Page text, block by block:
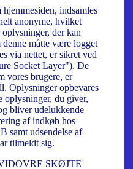
indsamles
anonyme, hvilket
der kan
måtte være logget
via nettet, er sikret ved
Socket Layer"). De
vores brugere, er
Oplysninger opbevares
oplysninger, du giver,
bliver udelukkende
af indkøb hos
udsendelse af
tilmeldt sig.
SKØJTE